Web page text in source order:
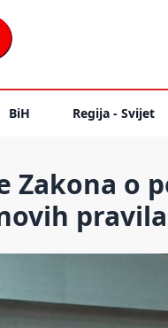
BiH Regija - Svijet
Zakona o